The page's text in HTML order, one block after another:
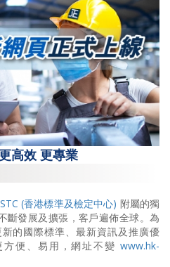
高效 更專業
STC (香港標準及檢定中心) 附屬的獨
斷發展及擴張，客戶遍佈全球。為
的國際標準、最新資訊及推廣優
方便、易用，網址不變www.hk-